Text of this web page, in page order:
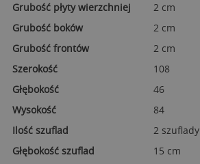
Grubość płyty wierzchniej
2 cm
Grubość boków
2 cm
Grubość frontów
2 cm
Szerokość
108
Głębokość
46
Wysokość
84
Ilość szuflad
2 szuflady
Głębokość szuflad
15 cm